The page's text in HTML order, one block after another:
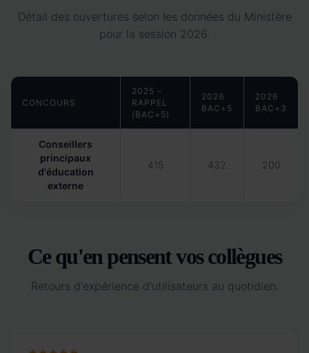
Détail des ouvertures selon les données du Ministère
pour la session 2026.
CONCOURS
2025 –
RAPPEL
(BAC+5)
2026
BAC+5
2026
BAC+3
Conseillers
principaux
d'éducation
externe
415 432 200
Ce qu'en pensent vos collègues
Retours d'expérience d'utilisateurs au quotidien.